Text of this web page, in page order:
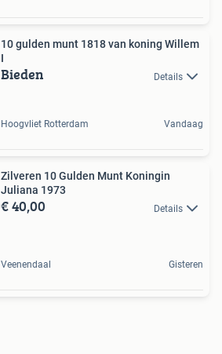
10 gulden munt 1818 van koning Willem
I
Bieden Details
Hoogvliet Rotterdam Vandaag
Zilveren 10 Gulden Munt Koningin
Juliana 1973
€ 40,00 Details
Veenendaal Gisteren